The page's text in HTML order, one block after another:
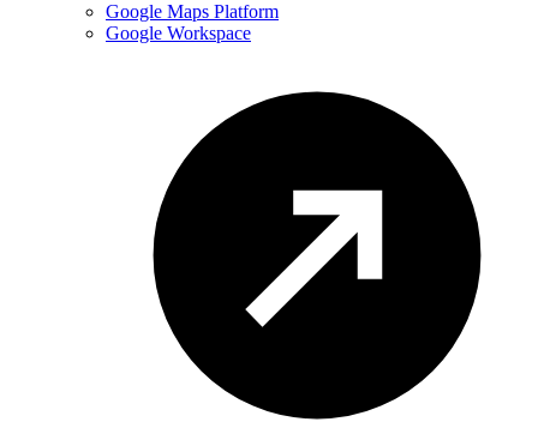
Google Maps Platform
Google Workspace